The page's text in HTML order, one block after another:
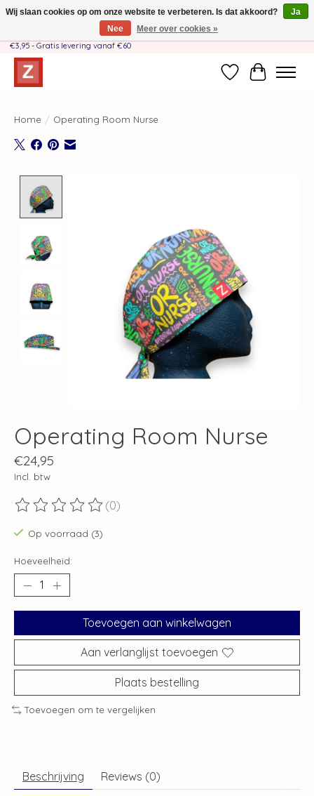
Handgemaakt door moeder-dochterteam❤️ - Verzendkosten BE & NL SLECHTS
€3,95 - Gratis levering vanaf €60
Verlanglijst
Home / Operating Room Nurse
Operating Room Nurse
€24,95
Incl. btw
De beoordeling van dit product is
(0)
Op voorraad (3)
Hoeveelheid:
Toevoegen aan winkelwagen
Aan verlanglijst toevoegen
Plaats bestelling
Toevoegen om te vergelijken
Beschrijving Reviews (0)
Wij slaan cookies op om onze website te verbeteren. Is dat akkoord?
Ja
Nee
Meer over cookies »